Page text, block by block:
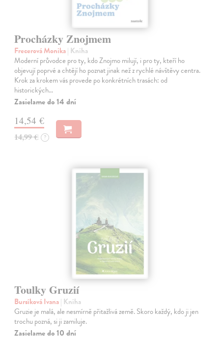
Procházky Znojmem
Frecerová Monika| Kniha
Moderní průvodce pro ty, kdo Znojmo milují, i pro ty, kteří ho
objevují poprvé a chtějí ho poznat jinak než z rychlé návštěvy centra.
Krok za krokem vás provede po konkrétních trasách: od
historických…
Zasielame do 14 dní
14,54 €
14,99 € ?
Toulky Gruzií
Bursíková Ivana| Kniha
Gruzie je malá, ale nesmírně přitažlivá země. Skoro každý, kdo ji jen
trochu pozná, si ji zamiluje.
Zasielame do 10 dní